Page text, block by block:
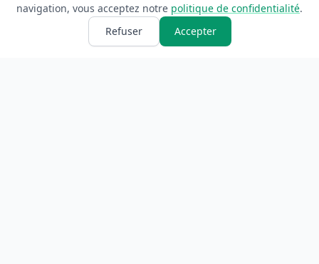
navigation, vous acceptez notre politique de confidentialité.
Refuser
Accepter